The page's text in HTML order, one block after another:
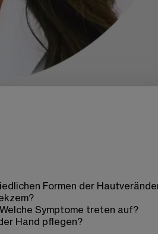
Formen der
Symptome treten auf?
Hand pflegen?